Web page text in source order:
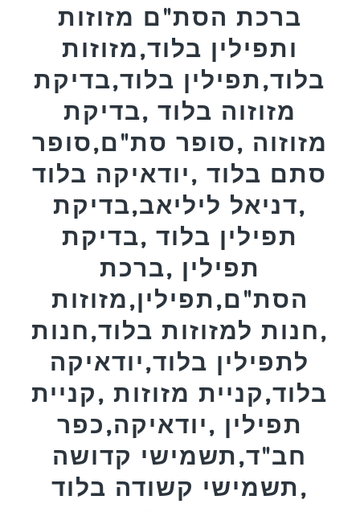
ברכת הסת"ם מזוזות
ותפילין בלוד,מזוזות
בלוד,תפילין בלוד,בדיקת
מזוזוה בלוד ,בדיקת
מזוזוה ,סופר סת"ם,סופר
סתם בלוד ,יודאיקה בלוד
,דניאל ליליאב,בדיקת
תפילין בלוד ,בדיקת
תפילין ,ברכת
הסת"ם,תפילין,מזוזות
,חנות למזוזות בלוד,חנות
לתפילין בלוד,יודאיקה
בלוד,קניית מזוזות ,קניית
תפילין ,יודאיקה,כפר
חב"ד,תשמישי קדושה
,תשמישי קשודה בלוד